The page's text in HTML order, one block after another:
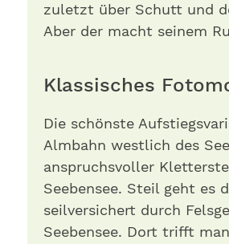
zuletzt über Schutt und
Aber der macht seinem
Klassisches
Die schönste
Almbahn westlich des
anspruchsvoller
Seebensee. Steil geht es
seilversichert durch
Seebensee. Dort trifft